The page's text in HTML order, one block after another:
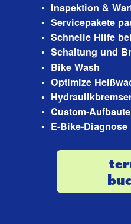
Inspektion &
Servicepakete
Schnelle Hilfe
Schaltung und
Bike Wash
Optimize
Custom-
E-Bike-